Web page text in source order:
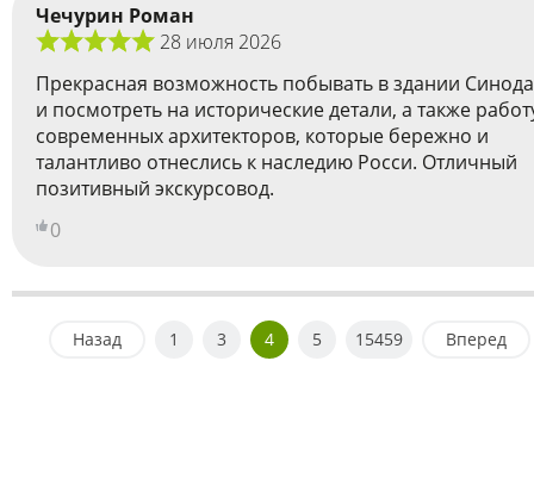
Чечурин Роман
28 июля 2026
Прекрасная возможность побывать в здании Синода
и посмотреть на исторические детали, а также
современных архитекторов, которые бережно и
талантливо отнеслись к наследию Росси. Отличный
позитивный экскурсовод.
0
Назад 1 3 4 5 15459 Вперед